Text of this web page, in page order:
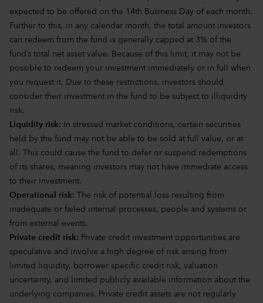
expected to be offered on the 14th Business Day of each month.
Further to this, in any calendar month, the total amount investors
can redeem from the fund is generally capped at 3% of the
fund’s total net asset value. Because of this limit, it may not be
possible to redeem your investment immediately or in full when
you request it. Due to these restrictions, investors should
consider their investment in the fund to be subject to illiquidity
risk.
Liquidity risk:
In stressed market conditions, certain securities
held by the fund may not be able to be sold at full value, or at
all. This could cause the fund to defer or suspend redemptions
of its shares, meaning investors may not have immediate access
to their investment.
Operational risk: The risk of potential loss resulting from
inadequate or failed internal processes, people and systems or
from external events.
Private credit risk: Private credit investment opportunities are
speculative and involve a high degree of risk arising from
limited liquidity, borrower specific credit risk, valuation
uncertainty, and limited publicly available information about the
underlying companies. Private credit assets are not regularly